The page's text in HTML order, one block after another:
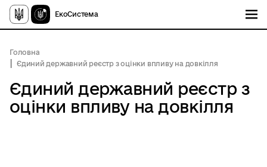
ЕкоСистема
Головна
Єдиний державний реєстр з оцінки впливу на довкілля
Єдиний державний реєстр з
оцінки впливу на довкілля